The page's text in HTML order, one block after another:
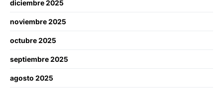
diciembre 2025
noviembre 2025
octubre 2025
septiembre 2025
agosto 2025